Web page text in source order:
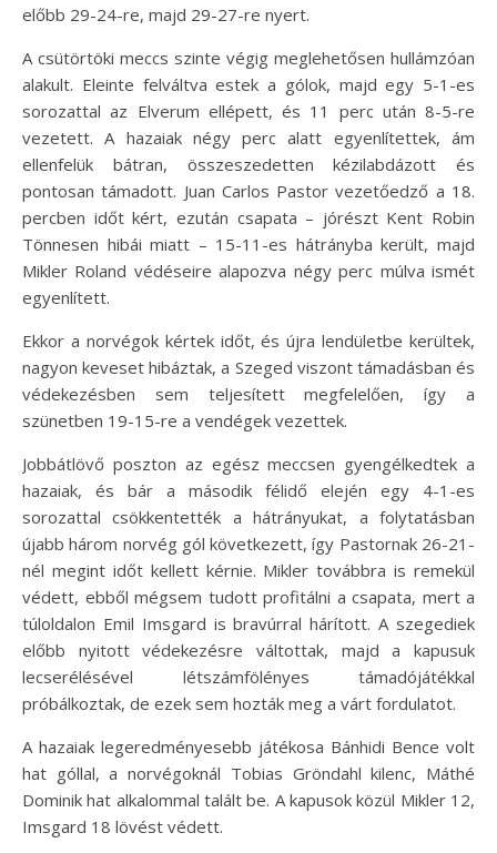
előbb 29-24-re, majd 29-27-re nyert.
A csütörtöki meccs szinte végig meglehetősen hullámzóan
alakult. Eleinte felváltva estek a gólok, majd egy 5-1-es
sorozattal az Elverum ellépett, és 11 perc után 8-5-re
vezetett. A hazaiak négy perc alatt egyenlítettek, ám
ellenfelük bátran, összeszedetten kézilabdázott és
pontosan támadott. Juan Carlos Pastor vezetőedző a 18.
percben időt kért, ezután csapata – jórészt Kent Robin
Tönnesen hibái miatt – 15-11-es hátrányba került, majd
Mikler Roland védéseire alapozva négy perc múlva ismét
egyenlített.
Ekkor a norvégok kértek időt, és újra lendületbe kerültek,
nagyon keveset hibáztak, a Szeged viszont támadásban és
védekezésben sem teljesített megfelelően, így a
szünetben 19-15-re a vendégek vezettek.
Jobbátlövő poszton az egész meccsen gyengélkedtek a
hazaiak, és bár a második félidő elején egy 4-1-es
sorozattal csökkentették a hátrányukat, a folytatásban
újabb három norvég gól következett, így Pastornak 26-21-
nél megint időt kellett kérnie. Mikler továbbra is remekül
védett, ebből mégsem tudott profitálni a csapata, mert a
túloldalon Emil Imsgard is bravúrral hárított. A szegediek
előbb nyitott védekezésre váltottak, majd a kapusuk
lecserélésével létszámfölényes támadójátékkal
próbálkoztak, de ezek sem hozták meg a várt fordulatot.
A hazaiak legeredményesebb játékosa Bánhidi Bence volt
hat góllal, a norvégoknál Tobias Gröndahl kilenc, Máthé
Dominik hat alkalommal talált be. A kapusok közül Mikler 12,
Imsgard 18 lövést védett.